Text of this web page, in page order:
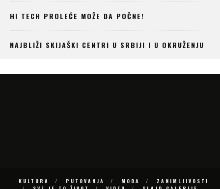
HI TECH PROLEĆE MOŽE DA POČNE!
NAJBLIŽI SKIJAŠKI CENTRI U SRBIJI I U OKRUŽENJU
KULTURA PUTOVANJA MODA
ZANIMLJIVOSTI